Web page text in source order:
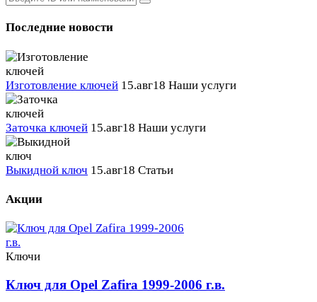
Последние новости
Изготовление ключей 15.авг18 Наши услуги
Заточка ключей 15.авг18 Наши услуги
Выкидной ключ 15.авг18 Статьи
Акции
Ключи
Ключ для Opel Zafira 1999-2006 г.в.